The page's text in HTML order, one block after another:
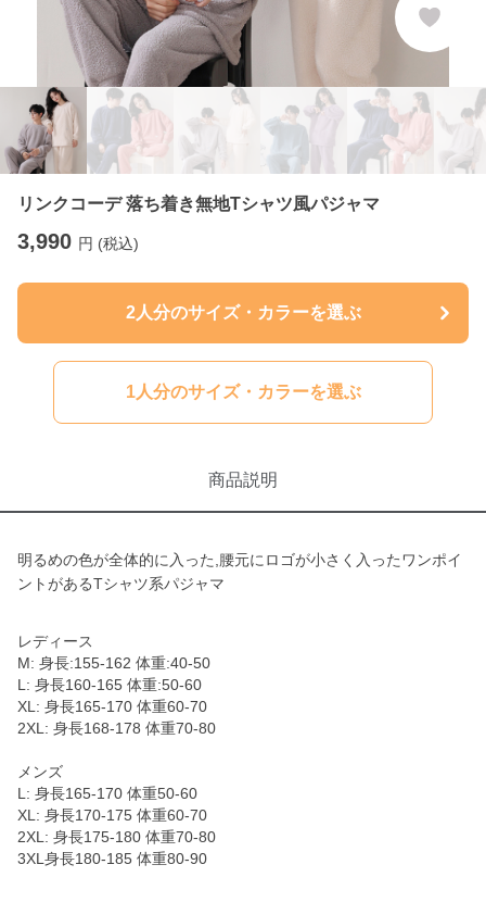
リンクコーデ 落ち着き無地Tシャツ風パジャマ
3,990 円 (税込)
2人分のサイズ・カラーを選ぶ
1人分のサイズ・カラーを選ぶ
商品説明
明るめの色が全体的に入った,腰元にロゴが小さく入ったワンポイ
ントがあるTシャツ系パジャマ
レディース
M: 身長:155-162 体重:40-50
L: 身長160-165 体重:50-60
XL: 身長165-170 体重60-70
2XL: 身長168-178 体重70-80
メンズ
L: 身長165-170 体重50-60
XL: 身長170-175 体重60-70
2XL: 身長175-180 体重70-80
3XL身長180-185 体重80-90